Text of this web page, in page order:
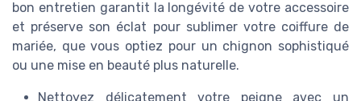
bon entretien garantit la longévité de votre accessoire
et préserve son éclat pour sublimer votre coiffure de
mariée, que vous optiez pour un chignon sophistiqué
ou une mise en beauté plus naturelle.
Nettoyez délicatement votre peigne avec un